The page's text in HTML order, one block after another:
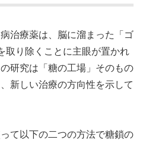
治療薬は、脳に溜まった「ゴ
取り除くことに主眼が置かれ
研究は「糖の工場」そのもの
新しい治療の方向性を示して
て以下の二つの方法で糖鎖の